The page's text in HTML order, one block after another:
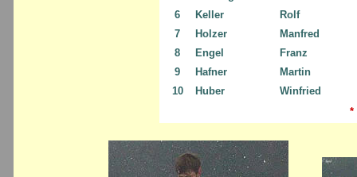
6
Keller
Rolf
7
Holzer
Manfred
8
Engel
Franz
9
Hafner
Martin
10
Huber
Winfried
*